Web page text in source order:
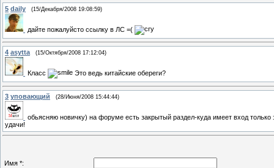
5 daily (15/Декабря/2008 19:08:59)
дайте пожалуйсто ссылку в ЛС =(
4 asytta (15/Октября/2008 17:12:04)
Класс Это ведь китайские обереги?
3 уповающий (28/Июня/2008 15:44:44)
обьясняю новичку) на форуме есть закрытый раздел-куда имеет вход
удачи!
Имя *: